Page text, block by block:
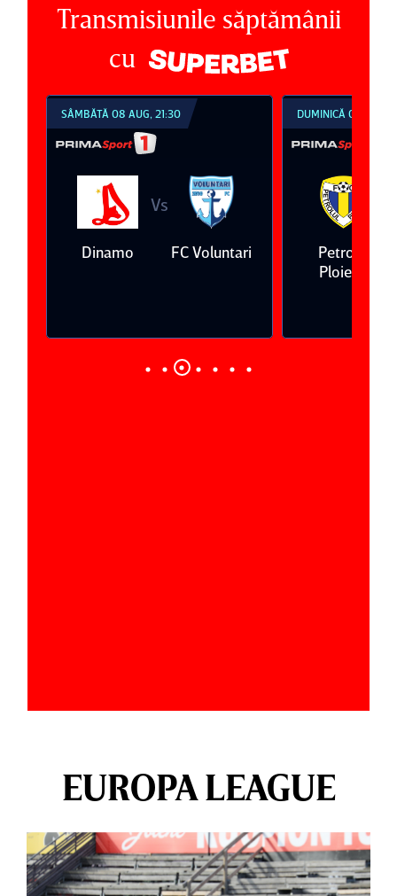
Transmisiunile săptămânii
cu
SÂMBĂTĂ 08 AUG, 21:30
Dinamo
Vs
FC Voluntari
DUMINICĂ 09 AUG,
Petrolul
Ploieşti
EUROPA LEAGUE